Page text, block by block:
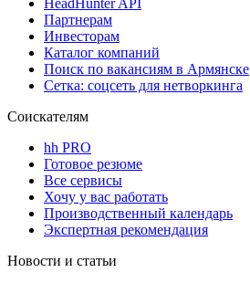
HeadHunter API
Партнерам
Инвесторам
Каталог компаний
Поиск по вакансиям в Армянске
Сетка: соцсеть для нетворкинга
Соискателям
hh PRO
Готовое резюме
Все сервисы
Хочу у вас работать
Производственный календарь
Экспертная рекомендация
Новости и статьи